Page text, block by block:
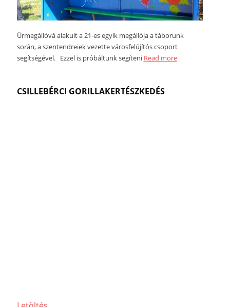
Űrmegállóvá alakult a 21-es egyik megállója a táborunk
során, a szentendreiek vezette városfelújítós csoport
segítségével. Ezzel is próbáltunk segíteni Read more
CSILLEBÉRCI GORILLAKERTÉSZKEDÉS